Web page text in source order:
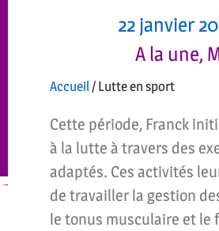
22 janvier
A la une,
Accueil / Lutte en sport
Cette période, Franck
à la lutte à travers des
adaptés. Ces activités
de travailler la gestion
le tonus musculaire et le